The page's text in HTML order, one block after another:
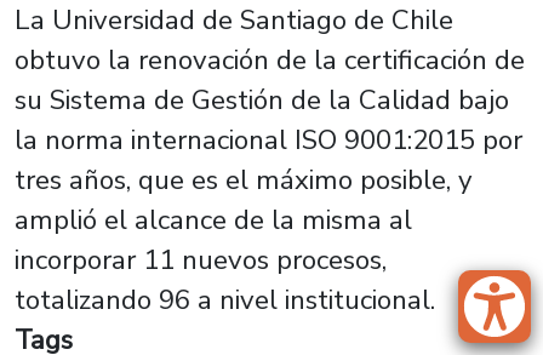
La Universidad de Santiago de Chile
obtuvo la renovación de la certificación de
su Sistema de Gestión de la Calidad bajo
la norma internacional ISO 9001:2015 por
tres años, que es el máximo posible, y
amplió el alcance de la misma al
incorporar 11 nuevos procesos,
totalizando 96 a nivel institucional.
Tags